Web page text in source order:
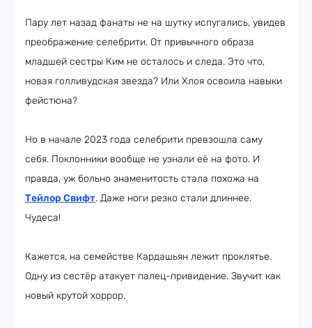
Пару лет назад фанаты не на шутку испугались, увидев
преображение селебрити. От привычного образа
младшей сестры Ким не осталось и следа. Это что,
новая голливудская звезда? Или Хлоя освоила навыки
фейстюна?
Но в начале 2023 года селебрити превзошла саму
себя. Поклонники вообще не узнали её на фото. И
правда, уж больно знаменитость стала похожа на
Тейлор Свифт. Даже ноги резко стали длиннее.
Чудеса!
Кажется, на семействе Кардашьян лежит проклятье.
Одну из сестёр атакует палец-привидение. Звучит как
новый крутой хоррор.